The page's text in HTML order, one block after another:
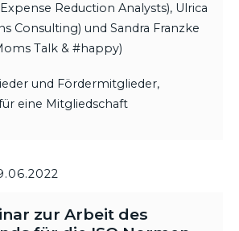
Reduction Analysts), Ulrica
Consulting) und Sandra Franzke
Talk & #happy)
und Fördermitglieder,
eine Mitgliedschaft
zur Arbeit des